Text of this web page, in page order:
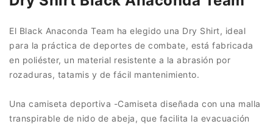
El Black Anaconda Team ha elegido una Dry Shirt, ideal
para la práctica de deportes de combate, está fabricada
en poliéster, un material resistente a la abrasión por
rozaduras, tatamis y de fácil mantenimiento.
Una camiseta deportiva -Camiseta diseñada con una malla
transpirable de nido de abeja, que facilita la evacuación